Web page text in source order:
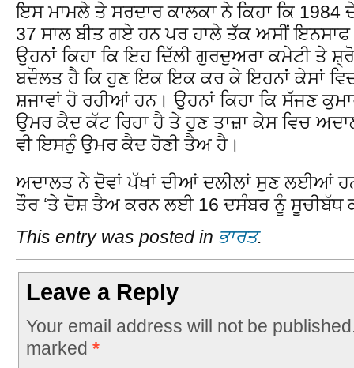
ਇਸ ਮਾਮਲੇ ਤੇ ਸਰਦਾਰ ਕਾਲਕਾ ਨੇ ਕਿਹਾ ਕਿ
37 ਸਾਲ ਬੀਤ ਗਏ ਹਨ ਪਰ ਹਾਲੇ ਤੱਕ ਅਸੀਂ
ਉਹਨਾਂ ਕਿਹਾ ਕਿ ਇਹ ਦਿੱਲੀ ਗੁਰਦੁਅਰਾ ਕਮੇਟੀ ਤੇ
ਬਦੌਲਤ ਹੈ ਕਿ ਹੁਣ ਇਕ ਇਕ ਕਰ ਕੇ ਇਹਨਾਂ ਕੇਸਾਂ
ਸ਼ਜਾਵਾਂ ਹੋ ਰਹੀਆਂ ਹਨ। ਉਹਨਾਂ ਕਿਹਾ ਕਿ ਸੱਜਣ
ਉਮਰ ਕੈਦ ਕੱਟ ਰਿਹਾ ਹੈ ਤੇ ਹੁਣ ਤਾਜ਼ਾ ਕੇਸ ਵਿਚ
ਵੀ ਇਸਨੁੰ ਉਮਰ ਕੈਦ ਹੋਣੀ ਤੈਅ ਹੈ।
ਅਦਾਲਤ ਨੇ ਦੋਵਾਂ ਪੱਖਾਂ ਦੀਆਂ ਦਲੀਲਾਂ ਸੁਣ ਲਈਆਂ
ਤੌਰ ‘ਤੇ ਦੋਸ਼ ਤੈਅ ਕਰਨ ਲਈ 16 ਦਸੰਬਰ ਨੂੰ ਸੂਚੀਬੱਧ
This entry was posted in ਭਾਰਤ.
Leave a Reply
Your email address will not be
marked *